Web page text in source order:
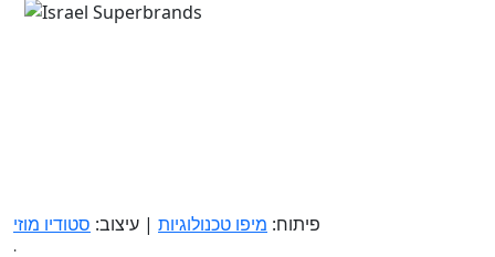
פיתוח: מיפו טכנולוגיות | עיצוב: סטודיו מוזי
.